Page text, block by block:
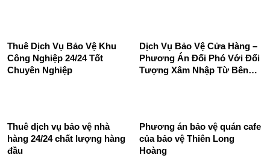
Thuê Dịch Vụ Bảo Vệ Khu
Công Nghiệp 24/24 Tốt
Chuyên Nghiệp
Dịch Vụ Bảo Vệ Cửa Hàng –
Phương Án Đối Phó Với Đối
Tượng Xâm Nhập Từ Bên
Thuê dịch vụ bảo vệ nhà
hàng 24/24 chất lượng hàng
đầu
Phương án bảo vệ quán cafe
của bảo vệ Thiên Long
Hoàng